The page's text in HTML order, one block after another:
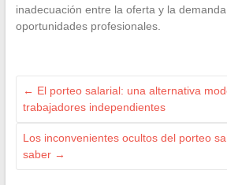
inadecuación entre la oferta y la
oportunidades profesionales.
← El porteo salarial: una alternativa
trabajadores independientes
Los inconvenientes ocultos del porteo
saber →